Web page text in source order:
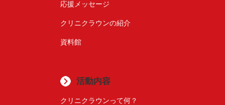
応援メッセージ
クリニクラウンの紹介
資料館
活動内容
クリニクラウンって何？